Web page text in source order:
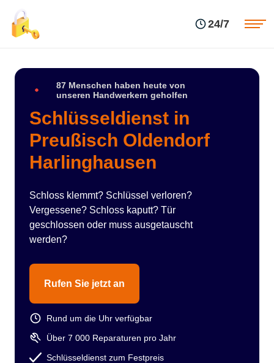
24/7
87 Menschen haben heute von
unseren Handwerkern geholfen
Schlüsseldienst in
Preußisch Oldendorf
Harlinghausen
Schloss klemmt? Schlüssel verloren?
Vergessene? Schloss kaputt? Tür
geschlossen oder muss ausgetauscht
werden?
Rufen Sie jetzt an
Rund um die Uhr verfügbar
Über 7 000 Reparaturen pro Jahr
Schlüsseldienst zum Festpreis